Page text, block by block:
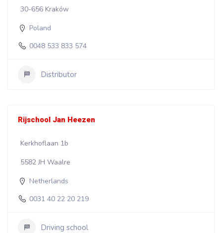
30-656 Kraków
Poland
0048 533 833 574
Distributor
Rijschool Jan Heezen
Kerkhoflaan 1b
5582 JH Waalre
Netherlands
0031 40 22 20 219
Driving school